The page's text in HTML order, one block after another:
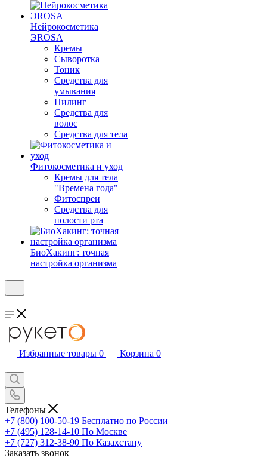
Нейрокосметика
ЭROSA
Кремы
Сыворотка
Тоник
Средства для
умывания
Пилинг
Средства для
волос
Средства для тела
Фитокосметика и уход
Кремы для тела
"Времена года"
Фитоспреи
Средства для
полости рта
БиоХакинг: точная
настройка организма
Избранные товары 0 Корзина 0
Телефоны
+7 (800) 100-50-19 Бесплатно по России
+7 (495) 128-14-10 По Москве
+7 (727) 312-38-90 По Казахстану
Заказать звонок